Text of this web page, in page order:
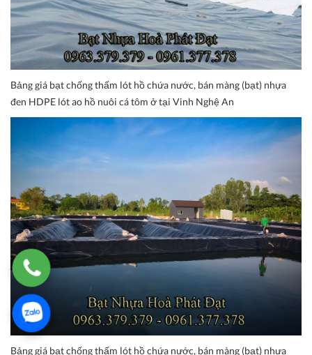
Bảng giá bạt chống thấm lót hồ chứa nước, bán màng (bạt) nhựa
đen HDPE lót ao hồ nuôi cá tôm ở tại Vinh Nghệ An
Bảng giá bạt chống thấm lót hồ chứa nước, bán màng (bạt) nhựa